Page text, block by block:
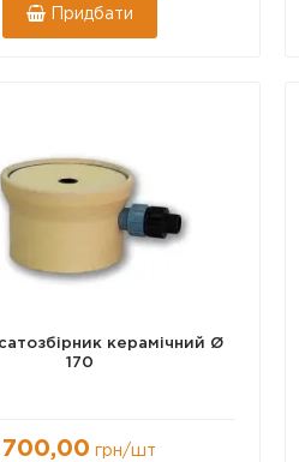
Придбати
керамічний Ø
170
700,00 грн/шт